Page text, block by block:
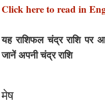
Click here to read in
यह राशिफल चंद्र राशि पर
जानें अपनी चंद्र राशि
मेष